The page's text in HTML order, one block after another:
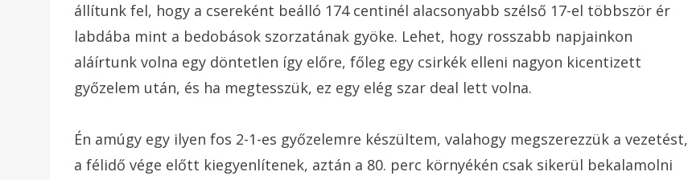
állítunk fel, hogy a csereként beálló 174 centinél alacsonyabb szélső 17-el többször ér
labdába mint a bedobások szorzatának gyöke. Lehet, hogy rosszabb napjainkon
aláírtunk volna egy döntetlen így előre, főleg egy csirkék elleni nagyon kicentizett
győzelem után, és ha megtesszük, ez egy elég szar deal lett volna.
Én amúgy egy ilyen fos 2-1-es győzelemre készültem, valahogy megszerezzük a vezetést,
a félidő vége előtt kiegyenlítenek, aztán a 80. perc környékén csak sikerül bekalamolni